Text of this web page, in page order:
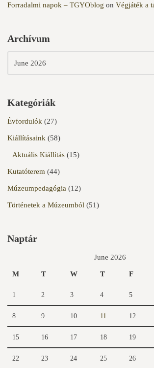
Forradalmi napok – TGYOblog on Végjáték a
Archívum
Kategóriák
Évfordulók (27)
Kiállításaink (58)
Aktuális Kiállítás (15)
Kutatóterem (44)
Múzeumpedagógia (12)
Történetek a Múzeumból (51)
Naptár
June 2026
M T W T F
1 2 3 4 5
8 9 10 11 12
15 16 17 18 19
22 23 24 25 26